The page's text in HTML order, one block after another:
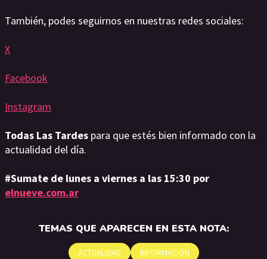
También, podes seguirnos en nuestras redes sociales:
X
Facebook
Instagram
Todas Las Tardes para que estés bien informado con la
actualidad del día.
#Sumate de lunes a viernes a las 15:30 por
elnueve.com.ar
TEMAS QUE APARECEN EN ESTA NOTA:
ACTUALIDAD INFORMACIÓN